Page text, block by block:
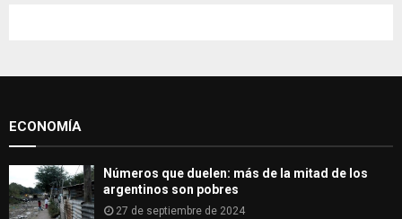
o
H
ECONOMÍA
Números que duelen: más de la mitad de los
argentinos son pobres
27 de septiembre de 2024